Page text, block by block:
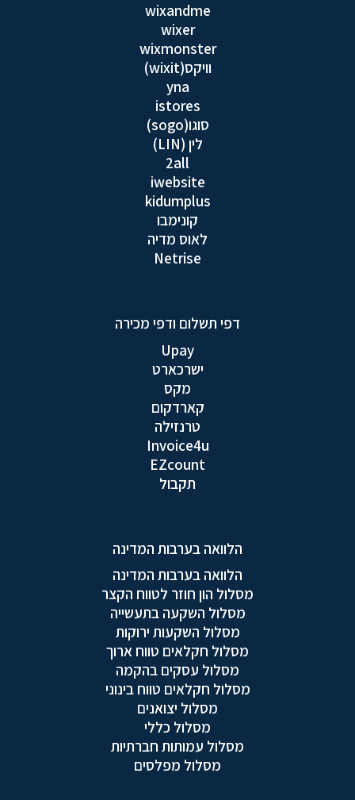
wixandme
wixer
wixmonster
וויקס(wixit)
yna
istores
סוגו(sogo)
לין (LIN)
2all
iwebsite
kidumplus
קונימבו
לאוס מדיה
Netrise
דפי תשלום ודפי מכירה
Upay
ישרכארט
מקס
קארדקום
טרנזילה
Invoice4u
EZcount
תקבול
הלוואה בערבות המדינה
הלוואה בערבות המדינה
מסלול הון חוזר לטווח הקצר
מסלול השקעה בתעשייה
מסלול השקעות ירוקות
מסלול חקלאים טווח ארוך
מסלול עסקים בהקמה
מסלול חקלאים טווח בינוני
מסלול יצואנים
מסלול כללי
מסלול עמותות חברתיות
מסלול מפלסים